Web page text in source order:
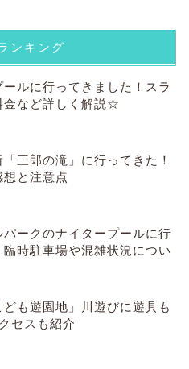
ンキング
ルに行ってきました！スラ
金など詳しく解説☆
三郎の滝」に行ってきた！
と注意点
ークのナイタープールに行
臨時駐車場や混雑状況につい
も遊園地」川遊びに遊具も
セスも紹介